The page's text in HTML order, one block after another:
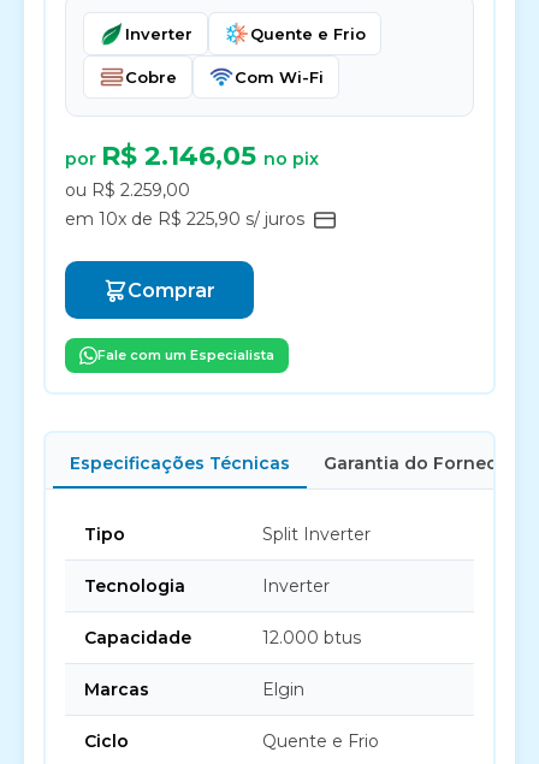
Inverter Quente e Frio
Cobre Com Wi-Fi
por R$ 2.146,05 no pix
ou R$ 2.259,00
em 10x de R$ 225,90 s/ juros
Comprar
Fale com um Especialista
Especificações Técnicas Garantia do Fornecedor
Tipo Split Inverter
Tecnologia Inverter
Capacidade 12.000 btus
Marcas Elgin
Ciclo Quente e Frio